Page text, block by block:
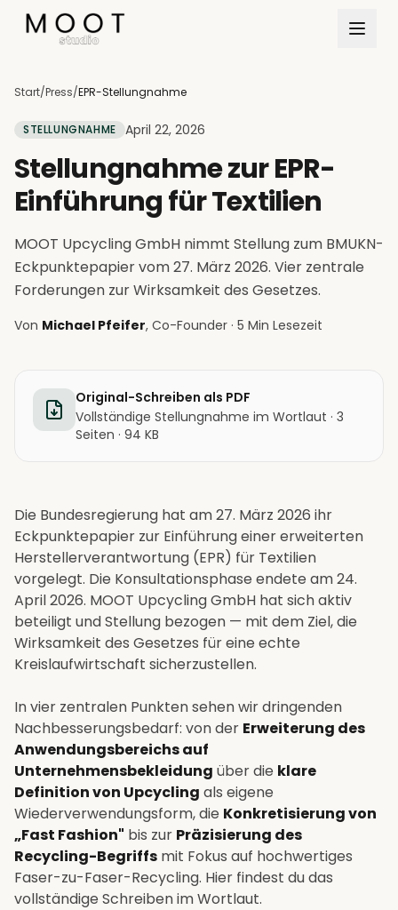
Direkt zum Inhalt springen
Start/Press/EPR-Stellungnahme
STELLUNGNAHME April 22, 2026
Stellungnahme zur EPR-
Einführung für Textilien
MOOT Upcycling GmbH nimmt Stellung zum BMUKN-
Eckpunktepapier vom 27. März 2026. Vier zentrale
Forderungen zur Wirksamkeit des Gesetzes.
Von Michael Pfeifer, Co-Founder · 5 Min Lesezeit
Original-Schreiben als PDF
Vollständige Stellungnahme im Wortlaut · 3
Seiten · 94 KB
Die Bundesregierung hat am 27. März 2026 ihr
Eckpunktepapier zur Einführung einer erweiterten
Herstellerverantwortung (EPR) für Textilien
vorgelegt. Die Konsultationsphase endete am 24.
April 2026. MOOT Upcycling GmbH hat sich aktiv
beteiligt und Stellung bezogen — mit dem Ziel, die
Wirksamkeit des Gesetzes für eine echte
Kreislaufwirtschaft sicherzustellen.
In vier zentralen Punkten sehen wir dringenden
Nachbesserungsbedarf: von der Erweiterung des
Anwendungsbereichs auf
Unternehmensbekleidung über die klare
Definition von Upcycling als eigene
Wiederverwendungsform, die Konkretisierung von
„Fast Fashion" bis zur Präzisierung des
Recycling-Begriffs mit Fokus auf hochwertiges
Faser-zu-Faser-Recycling. Hier findest du das
vollständige Schreiben im Wortlaut.